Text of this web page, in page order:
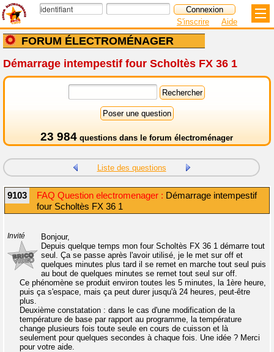
FORUM ÉLECTROMÉNAGER
S'inscrire Aide
Démarrage intempestif four Scholtès FX 36 1
23 984 questions dans le forum électroménager
Liste des questions
9103 FAQ Question electromenager : Démarrage intempestif
four Scholtès FX 36 1
Invité
Bonjour,
Depuis quelque temps mon four Scholtès FX 36 1 démarre tout
seul. Ça se passe après l'avoir utilisé, je le met sur off et
quelques minutes plus tard il se remet en marche tout seul puis
au bout de quelques minutes se remet tout seul sur off.
Ce phénomène se produit environ toutes les 5 minutes, la 1ère heure,
puis ça s'espace, mais ça peut durer jusqu'à 24 heures, peut-être
plus.
Deuxième constatation : dans le cas d'une modification de la
température de base par rapport au programme, la température
change plusieurs fois toute seule en cours de cuisson et là
seulement pour quelques secondes à chaque fois. Une idée ? Merci
pour votre aide.